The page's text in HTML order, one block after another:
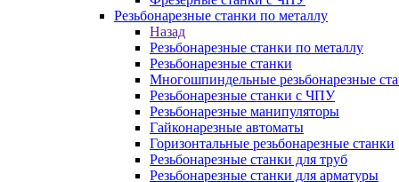
Резьбонарезные станки по металлу
Назад
Резьбонарезные станки по металлу
Резьбонарезные станки
Многошпиндельные резьбонарезные
Резьбонарезные станки с ЧПУ
Резьбонарезные манипуляторы
Гайконарезные автоматы
Горизонтальные резьбонарезные станки
Резьбонарезные станки для труб
Резьбонарезные станки для арматуры